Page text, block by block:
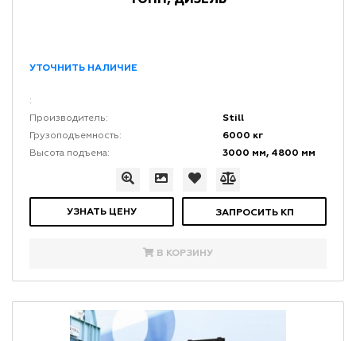
УТОЧНИТЬ НАЛИЧИЕ
:
Производитель:
Still
Грузоподъемность: 6000 кг
Высота подъема: 3000 мм, 4800 мм
УЗНАТЬ ЦЕНУ ЗАПРОСИТЬ КП
В КОРЗИНУ